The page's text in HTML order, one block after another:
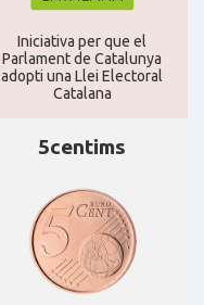
Iniciativa per que el
Parlament de Catalunya
adopti una Llei Electoral
Catalana
5centims